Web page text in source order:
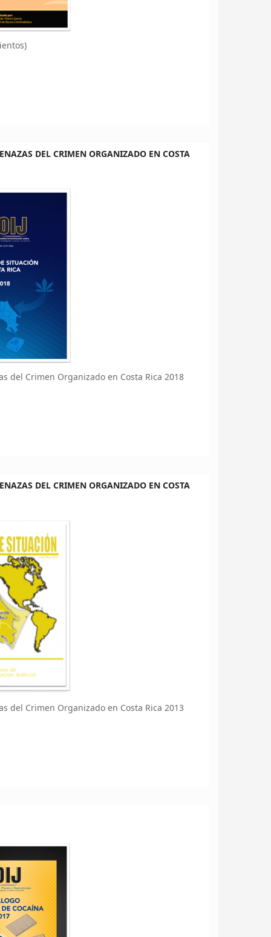
DEL CRIMEN ORGANIZADO EN COSTA
del Crimen Organizado en Costa Rica 2018
DEL CRIMEN ORGANIZADO EN COSTA
del Crimen Organizado en Costa Rica 2013